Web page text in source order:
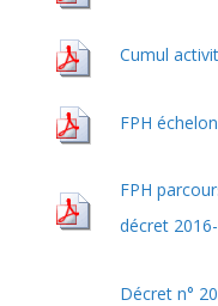
Cumul
FPH
FPH
décret
Décret n°